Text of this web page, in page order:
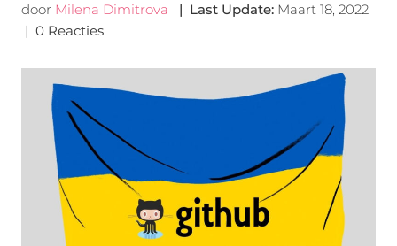
door Milena Dimitrova | Last Update: Maart 18, 2022
| 0 Reacties